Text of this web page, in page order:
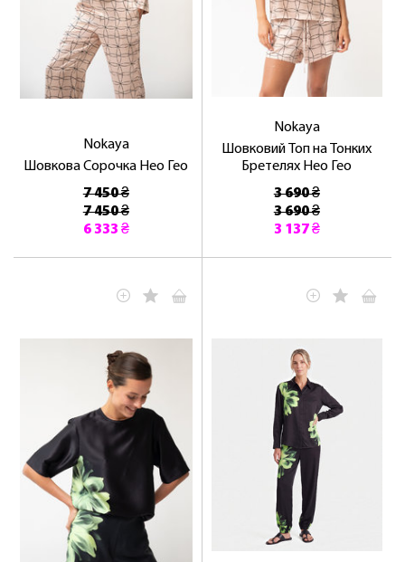
Nokaya
Шовкова Сорочка Нео Гео
7 450 ₴
7 450 ₴
6 333 ₴
Nokaya
Шовковий Топ на Тонких
Бретелях Нео Гео
3 690 ₴
3 690 ₴
3 137 ₴